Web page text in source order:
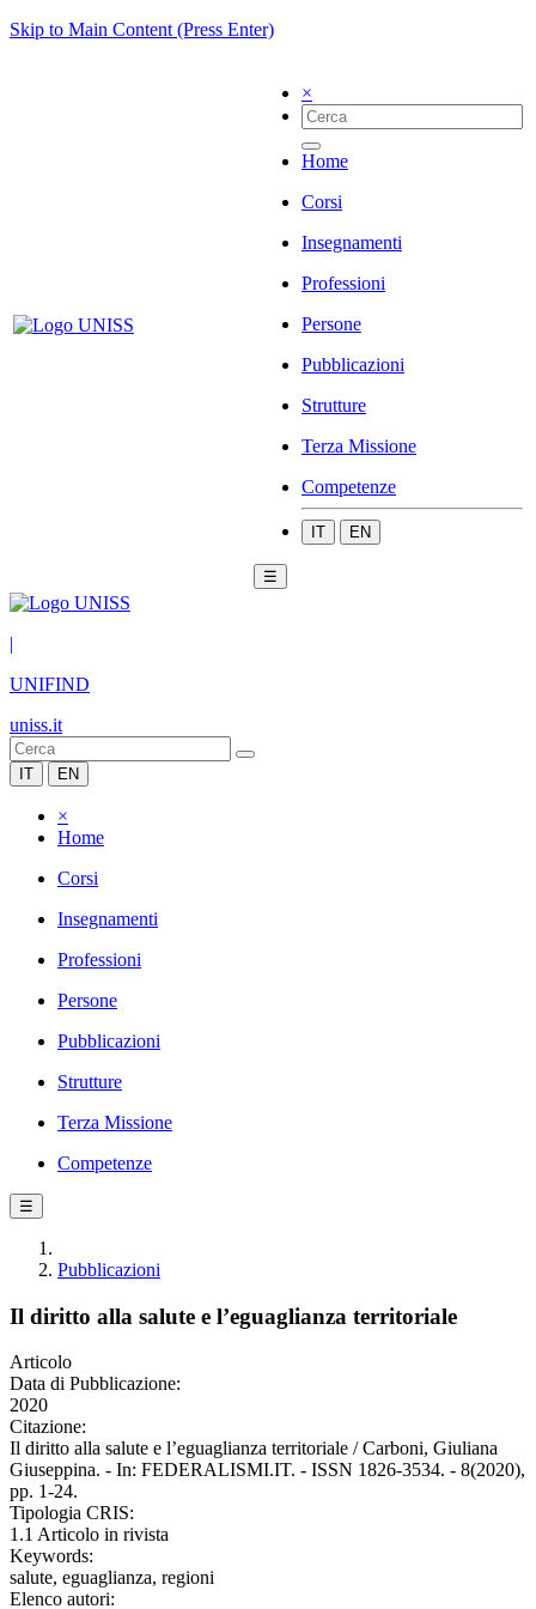
Skip to Main Content (Press Enter)
×
Home
Corsi
Insegnamenti
Professioni
Persone
Pubblicazioni
Strutture
Terza Missione
Competenze
IT EN
☰
|
UNIFIND
uniss.it
IT EN
×
Home
Corsi
Insegnamenti
Professioni
Persone
Pubblicazioni
Strutture
Terza Missione
Competenze
☰
Pubblicazioni
Il diritto alla salute e l’eguaglianza territoriale
Articolo
Data di Pubblicazione:
2020
Citazione:
Il diritto alla salute e l’eguaglianza territoriale / Carboni, Giuliana
Giuseppina. - In: FEDERALISMI.IT. - ISSN 1826-3534. - 8(2020),
pp. 1-24.
Tipologia CRIS:
1.1 Articolo in rivista
Keywords:
salute, eguaglianza, regioni
Elenco autori: